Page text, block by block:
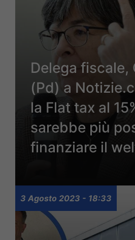
Delega fiscale,
(Pd) a
la Flat tax al
sarebbe più
finanziare il
3 Agosto 2023 - 18:33